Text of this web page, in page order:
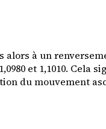
alors à un
et 1,1010. Cela
du mouvement